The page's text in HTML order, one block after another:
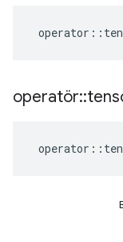
operator ::
operatör::
operator ::